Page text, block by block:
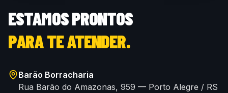
ESTAMOS PRONTOS
PARA TE ATENDER.
Barão Borracharia
Rua Barão do Amazonas, 959 — Porto Alegre / RS